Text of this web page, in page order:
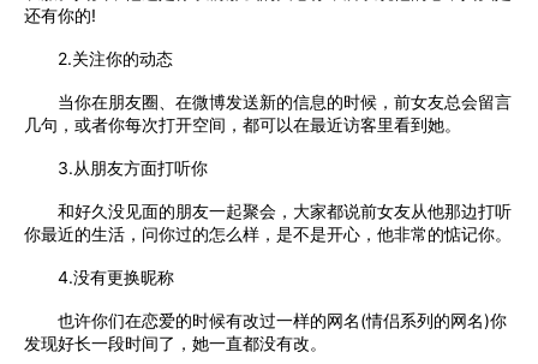
还有你的!
2.关注你的动态
当你在朋友圈、在微博发送新的信息的时候，前女友总会留言
几句，或者你每次打开空间，都可以在最近访客里看到她。
3.从朋友方面打听你
和好久没见面的朋友一起聚会，大家都说前女友从他那边打听
你最近的生活，问你过的怎么样，是不是开心，他非常的惦记你。
4.没有更换昵称
也许你们在恋爱的时候有改过一样的网名(情侣系列的网名)你
发现好长一段时间了，她一直都没有改。